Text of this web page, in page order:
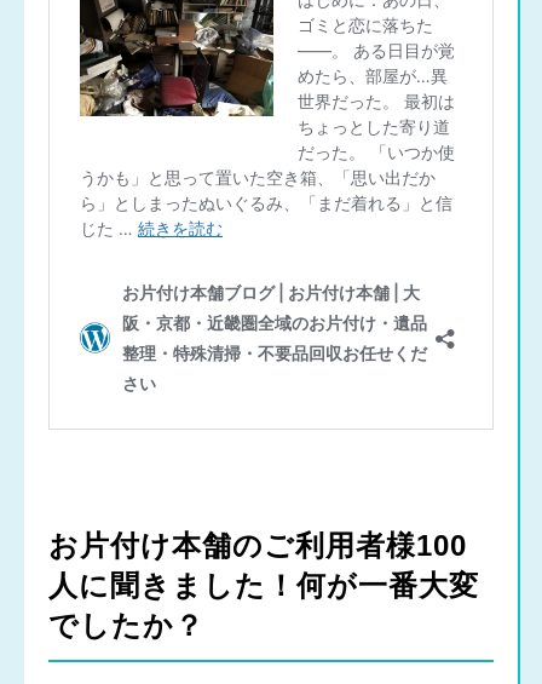
お片付け本舗のご利用者様100
人に聞きました！何が一番大変
でしたか？